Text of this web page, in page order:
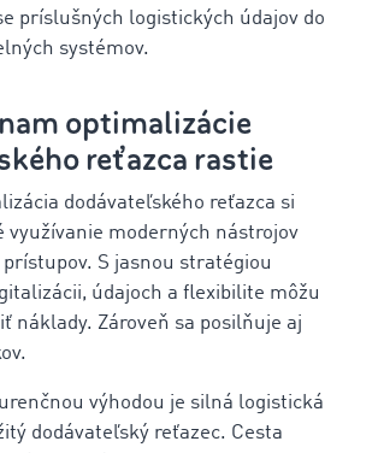
príslušných logistických údajov do
systémov.
optimalizácie
reťazca rastie
dodávateľského reťazca si
využívanie moderných nástrojov
S jasnou stratégiou
údajoch a flexibilite môžu
náklady. Zároveň sa posilňuje aj
výhodou je silná logistická
dodávateľský reťazec. Cesta